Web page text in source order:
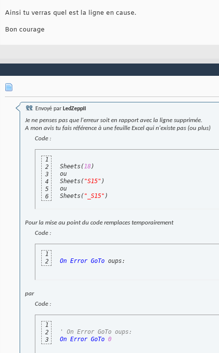
Ainsi tu verras quel est la ligne en cause.
Bon courage
Envoyé par LedZeppII
Je ne penses pas que l'erreur soit en rapport avec la ligne supprimée.
A mon avis tu fais référence à une feuille Excel qui n'existe pas (ou plus)
Code :
1
2
3
4
5
6
Sheets(18)
ou
Sheets( "S15")
ou
Sheets( "_S15")
Pour la mise au point du code remplaces temporairement
Code :
1
2
On Error GoTo oups:
par
Code :
1
2
3
' On Error GoTo oups:
On Error GoTo 0